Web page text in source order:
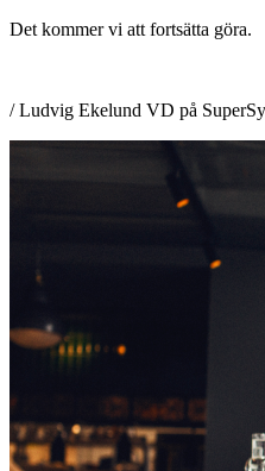
Det kommer vi att fortsätta göra.
/ Ludvig Ekelund VD på